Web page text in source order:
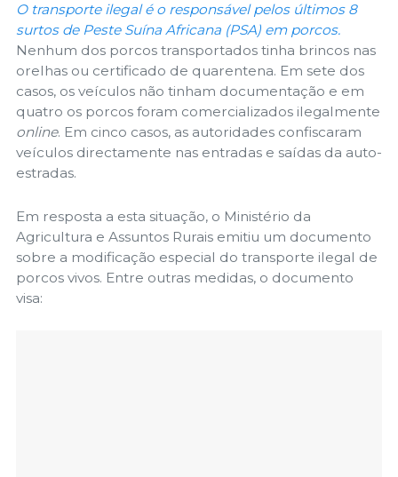
O transporte ilegal é o responsável pelos últimos 8
surtos de Peste Suína Africana (PSA) em porcos.
Nenhum dos porcos transportados tinha brincos nas
orelhas ou certificado de quarentena. Em sete dos
casos, os veículos não tinham documentação e em
quatro os porcos foram comercializados ilegalmente
online. Em cinco casos, as autoridades confiscaram
veículos directamente nas entradas e saídas da auto-
estradas.
Em resposta a esta situação, o Ministério da
Agricultura e Assuntos Rurais emitiu um documento
sobre a modificação especial do transporte ilegal de
porcos vivos. Entre outras medidas, o documento
visa: